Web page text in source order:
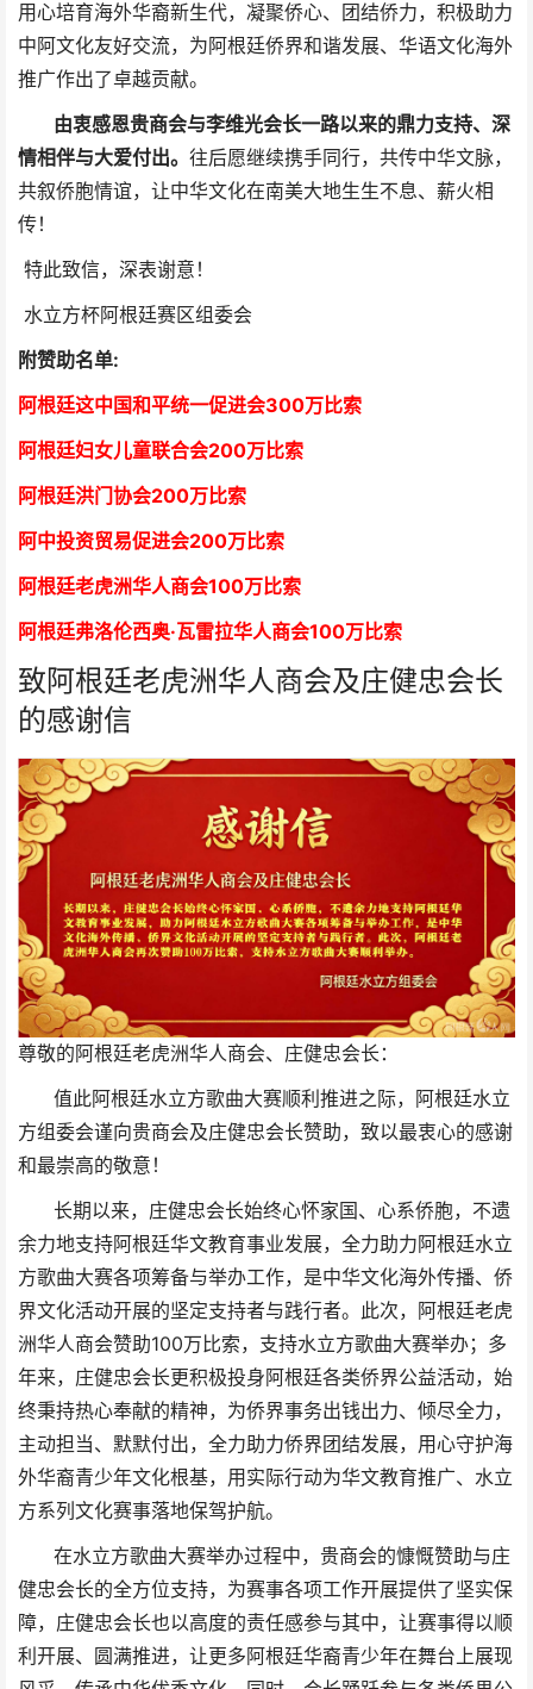
用心培育海外华裔新生代，凝聚侨心、团结侨力，积极助力
中阿文化友好交流，为阿根廷侨界和谐发展、华语文化海外
推广作出了卓越贡献。
由衷感恩贵商会与李维光会长一路以来的鼎力支持、深
情相伴与大爱付出。 往后愿继续携手同行，共传中华文脉，
共叙侨胞情谊，让中华文化在南美大地生生不息、薪火相
传！
特此致信，深表谢意！
水立方杯阿根廷赛区组委会
附赞助名单:
阿根廷这中国和平统一促进会300万比索
阿根廷妇女儿童联合会200万比索
阿根廷洪门协会200万比索
阿中投资贸易促进会200万比索
阿根廷老虎洲华人商会100万比索
阿根廷弗洛伦西奥·瓦雷拉华人商会100万比索
致阿根廷老虎洲华人商会及庄健忠会长
的感谢信
尊敬的阿根廷老虎洲华人商会、庄健忠会长：
值此阿根廷水立方歌曲大赛顺利推进之际，阿根廷水立
方组委会谨向贵商会及庄健忠会长赞助，致以最衷心的感谢
和最崇高的敬意！
长期以来，庄健忠会长始终心怀家国、心系侨胞，不遗
余力地支持阿根廷华文教育事业发展，全力助力阿根廷水立
方歌曲大赛各项筹备与举办工作，是中华文化海外传播、侨
界文化活动开展的坚定支持者与践行者。此次，阿根廷老虎
洲华人商会赞助100万比索，支持水立方歌曲大赛举办；多
年来，庄健忠会长更积极投身阿根廷各类侨界公益活动，始
终秉持热心奉献的精神，为侨界事务出钱出力、倾尽全力，
主动担当、默默付出，全力助力侨界团结发展，用心守护海
外华裔青少年文化根基，用实际行动为华文教育推广、水立
方系列文化赛事落地保驾护航。
在水立方歌曲大赛举办过程中，贵商会的慷慨赞助与庄
健忠会长的全方位支持，为赛事各项工作开展提供了坚实保
障， 庄健忠会长也以高度的责任感参与其中，让赛事得以顺
利开展、圆满推进，让更多阿根廷华裔青少年在舞台上展现